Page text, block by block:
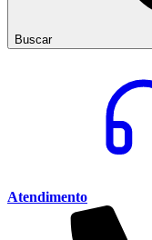
Buscar
Atendimento